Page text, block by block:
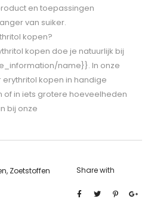
en toepassingen
van suiker.
kopen?
kopen doe je natuurlijk bij
name}}. In onze
kopen in handige
in iets grotere hoeveelheden
bij onze
, Zoetstoffen
Share with